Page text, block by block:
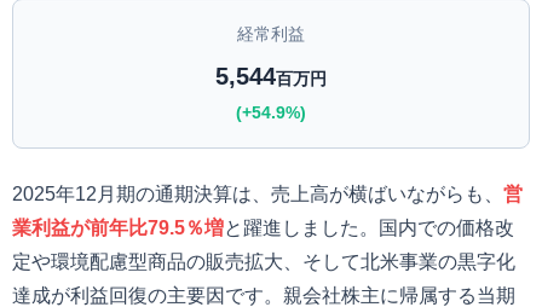
経常利益
5,544百万円
(+54.9%)
2025年12月期の通期決算は、売上高が横ばいながらも、 営
業利益が前年比79.5％増と躍進しました。国内での価格改
定や環境配慮型商品の販売拡大、そして北米事業の黒字化
達成が利益回復の主要因です。親会社株主に帰属する当期